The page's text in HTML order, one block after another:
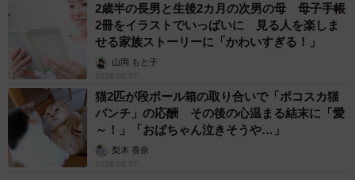
2歳半の長男と生後2カ月の次男の母 母子手帳
2冊をイラストでいっぱいに 見る人を楽しま
せる家族ストーリーに「かわいすぎる！」
山岡 もと子
2026.08.07
猫2匹が段ボール箱の取り合いで「ポコスカ猫
パンチ」の応酬 その後の心温まる結末に「愛
～！」「おばちゃん泣きそうや…」
梨木 香奈
2026.08.07